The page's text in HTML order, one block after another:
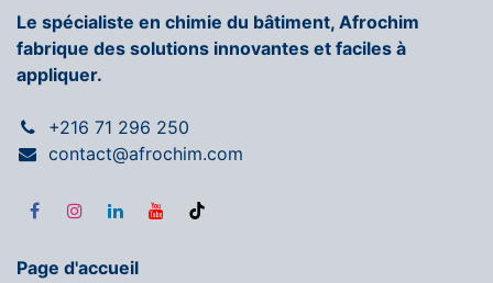
Le spécialiste en chimie du bâtiment, Afrochim
fabrique des solutions innovantes et faciles à
appliquer.
+216 71 296 250
contact@afrochim.com
Page d'accueil